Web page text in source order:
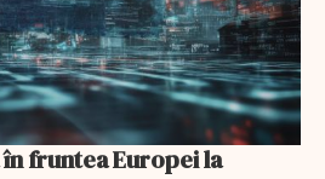
fruntea Europei la